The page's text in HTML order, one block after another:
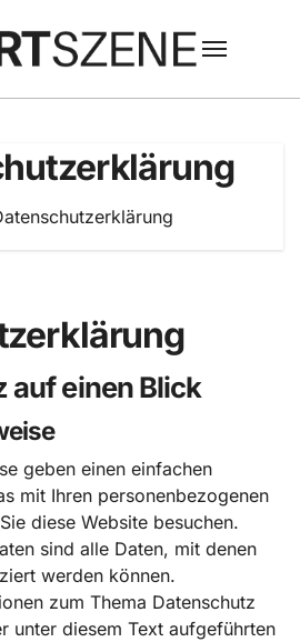
auf einen Blick
geben einen einfachen
mit Ihren personenbezogenen
diese Website besuchen.
sind alle Daten, mit denen
werden können.
zum Thema Datenschutz
unter diesem Text aufgeführten